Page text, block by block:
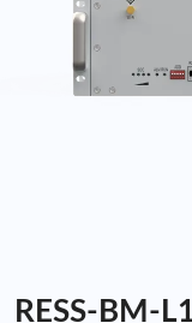
RESS-BM-